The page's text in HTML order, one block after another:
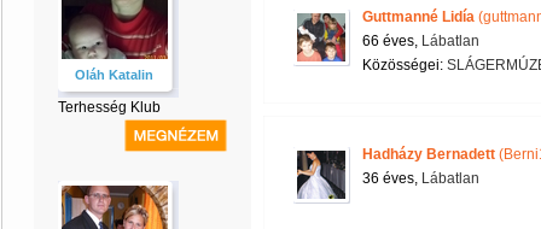
Oláh Katalin
Terhesség Klub
Guttmanné Lidía
66 éves, Lábatlan
Közösségei:
Hadházy Bernadett
36 éves, Lábatlan